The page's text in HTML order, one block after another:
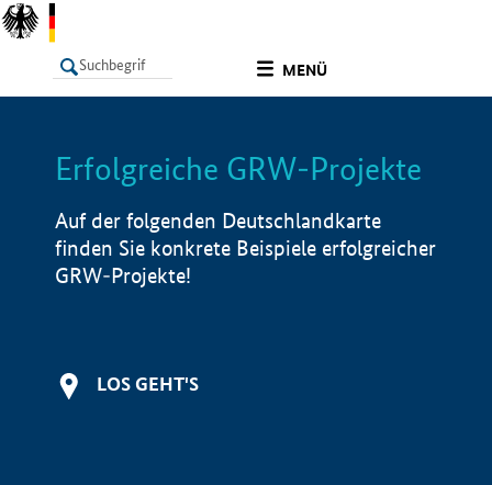
MENÜ
LISTE Info
Erfolgreiche GRW-Projekte
Auf der folgenden Deutschlandkarte
finden Sie konkrete Beispiele erfolgreicher
GRW-Projekte!
LOS GEHT'S